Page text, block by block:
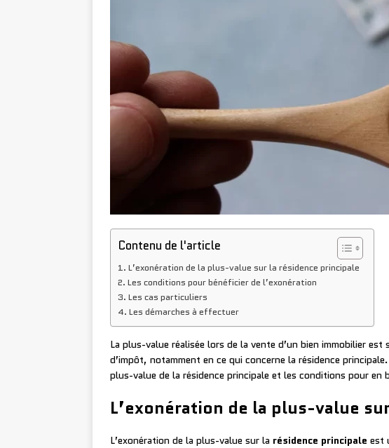
Contenu de l'article
L’exonération de la plus-value sur la résidence principale
Les conditions pour bénéficier de l’exonération
Les cas particuliers
Les démarches à effectuer
La plus-value réalisée lors de la vente d’un bien immobilier
d’impôt, notamment en ce qui concerne la résidence
plus-value de la résidence principale et les conditions pour en
L’exonération de la plus-value
L’exonération de la plus-value sur la résidence principale est